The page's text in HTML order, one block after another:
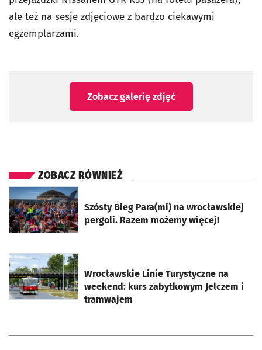
ale też na sesje zdjęciowe z bardzo ciekawymi
egzemplarzami.
Zobacz galerię zdjęć
ZOBACZ RÓWNIEŻ
Szósty Bieg Para(mi) na wrocławskiej
pergoli. Razem możemy więcej!
otworzy się w nowej karcie
Wrocławskie Linie Turystyczne na
weekend: kurs zabytkowym Jelczem i
tramwajem
otworzy się w nowej karcie